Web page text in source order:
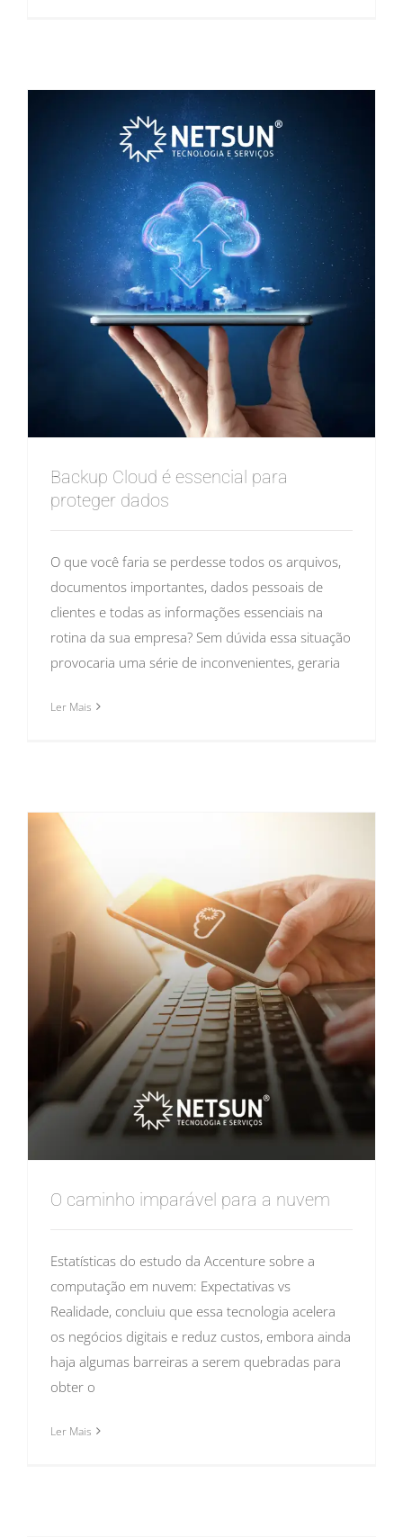
Backup Cloud é essencial para
proteger dados
O que você faria se perdesse todos os arquivos,
documentos importantes, dados pessoais de
clientes e todas as informações essenciais na
rotina da sua empresa? Sem dúvida essa situação
provocaria uma série de inconvenientes, geraria
Ler Mais
O caminho imparável para a nuvem
Estatísticas do estudo da Accenture sobre a
computação em nuvem: Expectativas vs
Realidade, concluiu que essa tecnologia acelera
os negócios digitais e reduz custos, embora ainda
haja algumas barreiras a serem quebradas para
obter o
Ler Mais